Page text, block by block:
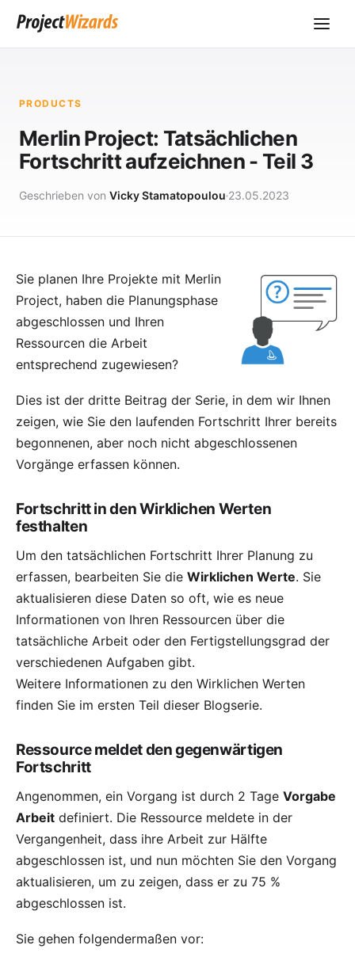
PRODUCTS
Merlin Project: Tatsächlichen
Fortschritt aufzeichnen - Teil 3
Geschrieben von Vicky Stamatopoulou 23.05.2023
Sie planen Ihre Projekte mit Merlin
Project, haben die Planungsphase
abgeschlossen und Ihren
Ressourcen die Arbeit
entsprechend zugewiesen?
Dies ist der dritte Beitrag der Serie, in dem wir Ihnen
zeigen, wie Sie den laufenden Fortschritt Ihrer bereits
begonnenen, aber noch nicht abgeschlossenen
Vorgänge erfassen können.
Fortschritt in den Wirklichen Werten
festhalten
Um den tatsächlichen Fortschritt Ihrer Planung zu
erfassen, bearbeiten Sie die Wirklichen Werte. Sie
aktualisieren diese Daten so oft, wie es neue
Informationen von Ihren Ressourcen über die
tatsächliche Arbeit oder den Fertigstellungsgrad der
verschiedenen Aufgaben gibt.
Weitere Informationen zu den Wirklichen Werten
finden Sie im ersten Teil dieser Blogserie.
Ressource meldet den gegenwärtigen
Fortschritt
Angenommen, ein Vorgang ist durch 2 Tage Vorgabe
Arbeit definiert. Die Ressource meldete in der
Vergangenheit, dass ihre Arbeit zur Hälfte
abgeschlossen ist, und nun möchten Sie den Vorgang
aktualisieren, um zu zeigen, dass er zu 75 %
abgeschlossen ist.
Sie gehen folgendermaßen vor: